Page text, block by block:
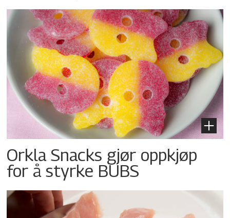
Orkla Snacks gjør oppkjøp
for å styrke BUBS